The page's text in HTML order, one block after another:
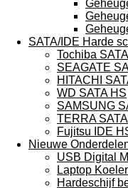
SATA/IDE Harde
Tochiba
SEAGATE
HITACHI
WD SATA HS
SAMSUNG
TERRA
Fujitsu IDE
Nieuwe
USB Digital
Laptop
Hardeschijf